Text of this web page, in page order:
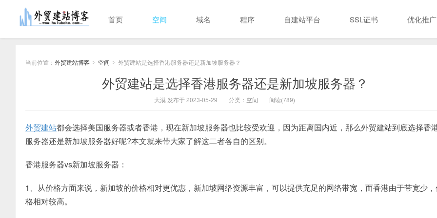
首页 空间 域名 程序 自建站平台 SSL证书 优化推广
当前位置： 外贸建站博客 > 空间 > 外贸建站是选择香港服务器还是新加坡服务器？
外贸建站是选择香港服务器还是新加坡服务器？
大漠 发布于 2023-05-29 分类： 空间 阅读(789)
外贸建站都会选择美国服务器或者香港，现在新加坡服务器也比较受欢迎，因为距离国内近，那么外贸建站到底选择香
服务器还是新加坡服务器好呢?本文就来带大家了解这二者各自的区别。
香港服务器vs新加坡服务器：
1、从价格方面来说，新加坡的价格相对更优惠，新加坡网络资源丰富，可以提供充足的网络带宽，而香港由于带宽少
格相对较高。